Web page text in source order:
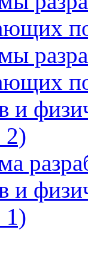
и
2)
и
1)